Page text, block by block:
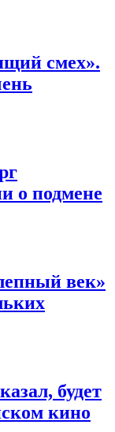
смех».
о подмене
век»
будет
кино